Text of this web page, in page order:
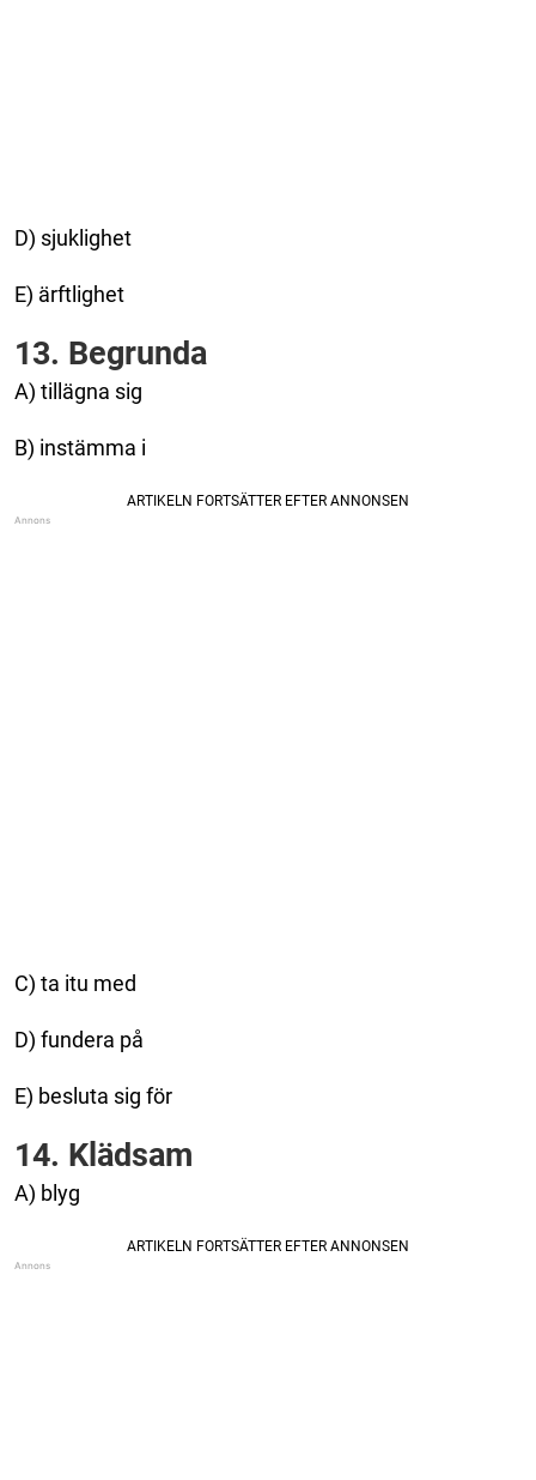
D) sjuklighet
E) ärftlighet
13. Begrunda
A) tillägna sig
B) instämma i
C) ta itu med
D) fundera på
E) besluta sig för
14. Klädsam
A) blyg